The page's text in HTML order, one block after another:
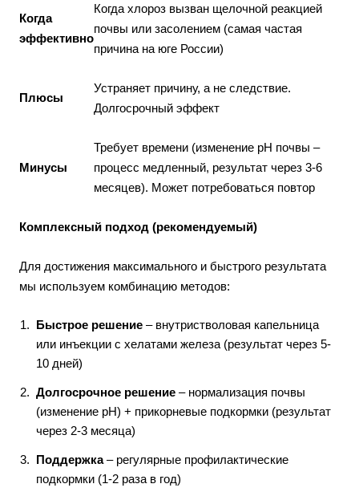
Когда
эффективно
Когда хлороз вызван щелочной реакцией
почвы или засолением (самая частая
причина на юге России)
Плюсы
Устраняет причину, а не следствие.
Долгосрочный эффект
Минусы
Требует времени (изменение pH почвы –
процесс медленный, результат через 3-6
месяцев). Может потребоваться повтор
Комплексный подход (рекомендуемый)
Для достижения максимального и быстрого результата
мы используем комбинацию методов:
Быстрое решение – внутристволовая капельница
или инъекции с хелатами железа (результат через 5-
10 дней)
Долгосрочное решение – нормализация почвы
(изменение pH) + прикорневые подкормки (результат
через 2-3 месяца)
Поддержка– регулярные профилактические
подкормки (1-2 раза в год)